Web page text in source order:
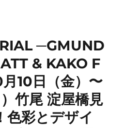
─GMUND
& KAKO F
10日（金）〜
竹尾 淀屋橋見
色彩とデザイ